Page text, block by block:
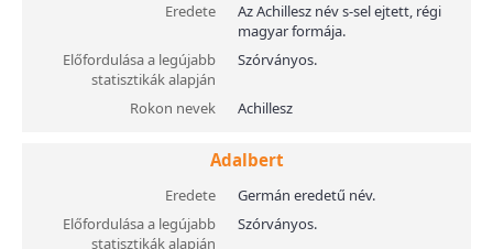
Eredete
Az Achillesz név s-sel ejtett, régi
magyar formája.
Előfordulása a legújabb
statisztikák alapján
Szórványos.
Rokon nevek Achillesz
Adalbert
Eredete
Germán eredetű név.
Előfordulása a legújabb
statisztikák alapján
Szórványos.